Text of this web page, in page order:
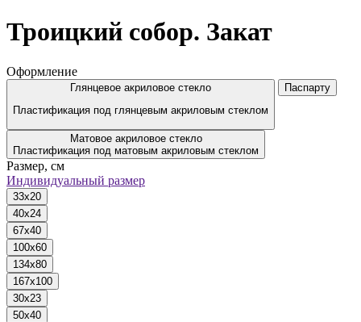
Троицкий собор. Закат
Оформление
Глянцевое акриловое стекло
Пластификация под глянцевым акриловым стеклом
Паспарту
Матовое акриловое стекло
Пластификация под матовым акриловым стеклом
Размер, см
Индивидуальный размер
33x20
40x24
67x40
100x60
134x80
167x100
30x23
50x40